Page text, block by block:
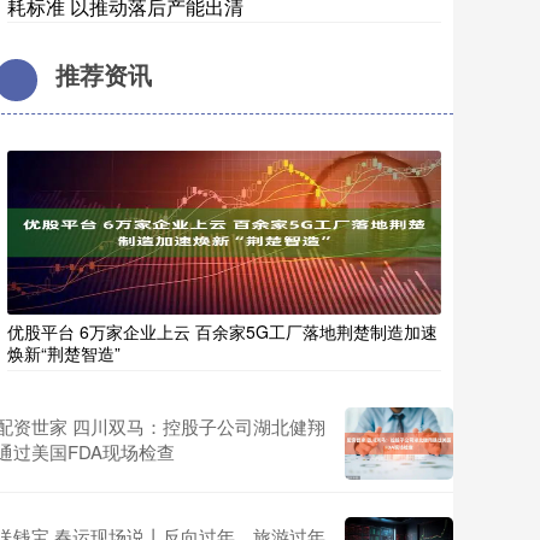
耗标准 以推动落后产能出清
推荐资讯
优股平台 6万家企业上云 百余家5G工厂落地荆楚制造加速
焕新“荆楚智造”
资世家 四川双马：控股子公司湖北健翔
过美国FDA现场检查